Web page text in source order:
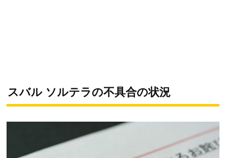
スバル ソルテラの不具合の状況